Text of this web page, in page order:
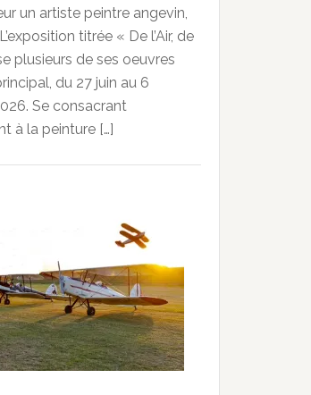
un artiste peintre angevin,
titrée « De l’Air, de
plusieurs de ses oeuvres
du 27 juin au 6
Se consacrant
à la peinture […]